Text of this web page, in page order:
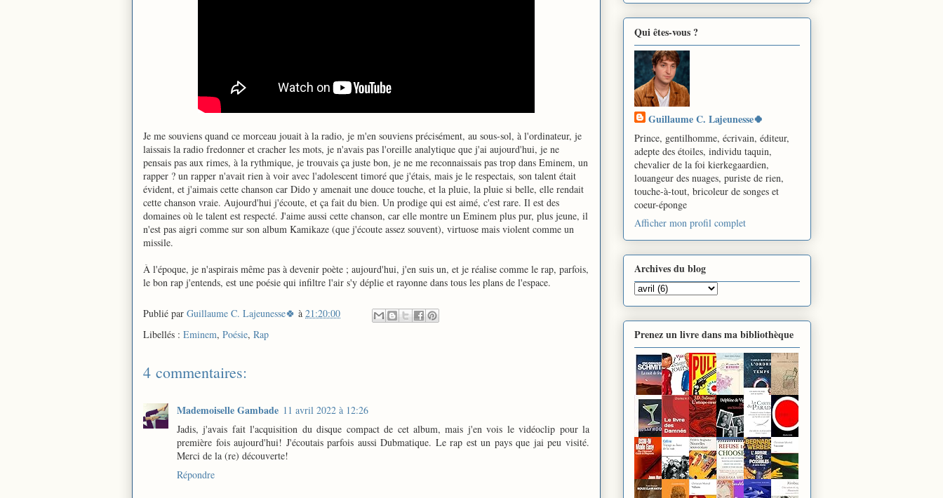
Je me souviens quand ce morceau jouait à la radio, je m'en souviens précisément, au sous-sol, à l'ordinateur, je
laissais la radio fredonner et cracher les mots, je n'avais pas l'oreille analytique que j'ai aujourd'hui, je ne
pensais pas aux rimes, à la rythmique, je trouvais ça juste bon, je ne me reconnaissais pas trop dans Eminem, un
rapper ? un rapper n'avait rien à voir avec l'adolescent timoré que j'étais, mais je le respectais, son talent était
évident, et j'aimais cette chanson car Dido y amenait une douce touche, et la pluie, la pluie si belle, elle rendait
cette chanson vraie. Aujourd'hui j'écoute, et ça fait du bien. Un prodige qui est aimé, c'est rare. Il est des
domaines où le talent est respecté. J'aime aussi cette chanson, car elle montre un Eminem plus pur, plus jeune, il
n'est pas aigri comme sur son album Kamikaze (que j'écoute assez souvent), virtuose mais violent comme un
missile.
À l'époque, je n'aspirais même pas à devenir poète ; aujourd'hui, j'en suis un, et je réalise comme le rap, parfois,
le bon rap j'entends, est une poésie qui infiltre l'air s'y déplie et rayonne dans tous les plans de l'espace.
Publié par Guillaume C. Lajeunesse🍀 à 21:20:00
Libellés : Eminem, Poésie, Rap
4 commentaires:
Mademoiselle Gambade 11 avril 2022 à 12:26
Jadis, j'avais fait l'acquisition du disque compact de cet album, mais j'en vois le vidéoclip pour la
première fois aujourd'hui! J'écoutais parfois aussi Dubmatique. Le rap est un pays que jai peu visité.
Merci de la (re) découverte!
Répondre
Qui êtes-vous ?
Guillaume C. Lajeunesse🍀
Prince, gentilhomme, écrivain, éditeur,
adepte des étoiles, individu taquin,
chevalier de la foi kierkegaardien,
louangeur des nuages, puriste de rien,
touche-à-tout, bricoleur de songes et
coeur-éponge
Afficher mon profil complet
Archives du blog
Prenez un livre dans ma bibliothèque